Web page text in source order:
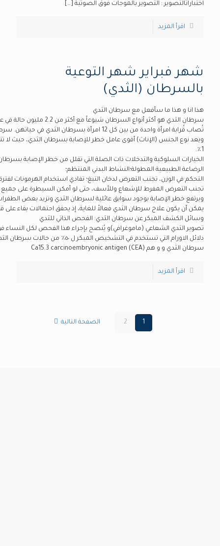
اختباراتالتصوير : التصوير بالموجات فوق الصوتية […]
اقرأ المزيد
شهر فبراير شهر التوعية
بالسرطان (الثدي)
هذا انا و هذا ما سأفعل مع سرطان الثدي
1٪.
الخيارات السلوكية والتدخلات ذات الصلة التي تقلل من خطر الإصابة
الرضاعة الطبيعية المطولة؛النشاط البدني المنتظم؛
التحكم في الوزن، تجنب التعرض لدخان التبغ؛ تفادي استخدام الهرمونات
ويرتفع خطر الإصابة بوجود سوابق عائلية لسرطان الثدي وتزيد بعض الطفرات
وسائل الكشف المبكر عن سرطان الثدي: الفحص الذاتي للثدي
دلائل الاورام التي تستخدم في
سرطان الثدي و و هم Ca15.3 carcinoembryonic antigen (CEA)
اقرأ المزيد
1
2 الصفحة التالية